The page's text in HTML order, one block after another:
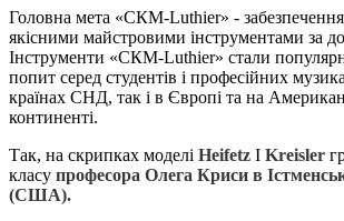
Головна мета «СКМ-Luthier» - забезпечення
якісними майстровими інструментами за
Інструменти «СКМ-Luthier» стали
попит серед студентів і професійних
країнах СНД, так і в Європі та на
континенті.
Так, на скрипках моделі Heifetz I Kreisler
класу професора Олега Криси в
(США).